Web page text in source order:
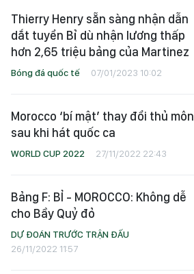
Thierry Henry sẵn sàng nhận dẫn
dắt tuyển Bỉ dù nhận lương thấp
hơn 2,65 triệu bảng của Martinez
Bóng đá quốc tế 07/01/2023 10:02
Morocco ‘bí mật’ thay đổi thủ môn
sau khi hát quốc ca
WORLD CUP 2022 27/11/2022 22:43
Bảng F: BỈ - MOROCCO: Không dễ
cho Bầy Quỷ đỏ
DỰ ĐOÁN TRƯỚC TRẬN ĐẤU
26/11/2022 11:57